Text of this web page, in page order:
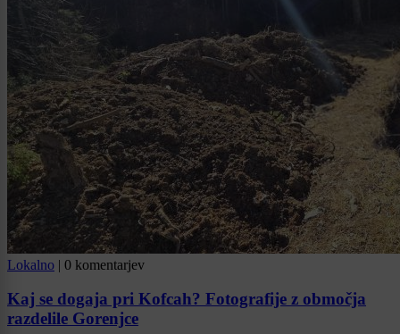
Lokalno | 0 komentarjev
Kaj se dogaja pri Kofcah? Fotografije z območja
razdelile Gorenjce